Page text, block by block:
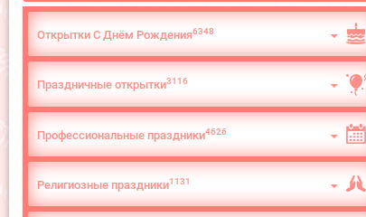
Открытки С Днём Рождения6348
Праздничные открытки3116
Профессиональные праздники4626
Религиозные праздники1131